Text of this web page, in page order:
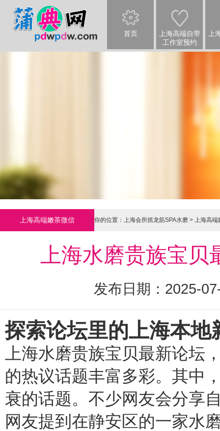
首页
上海高端自带
工作室预约
上
上海高端嫩茶微信 你的位置： 上海会所抓龙筋SPA水磨 > 上海高端
上海水磨贵族宝
发布日期：2025-
探索论坛里的上海本地
上海水磨贵族宝贝最新论坛
的热议话题丰富多彩。其中
衰的话题。不少网友会分享
网友提到在静安区的一家水